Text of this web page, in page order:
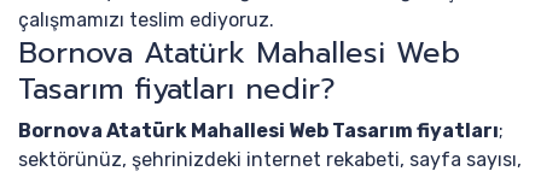
çalışmamızı teslim ediyoruz.
Bornova Atatürk Mahallesi Web
Tasarım fiyatları nedir?
Bornova Atatürk Mahallesi Web Tasarım fiyatları;
sektörünüz, şehrinizdeki internet rekabeti, sayfa sayısı,